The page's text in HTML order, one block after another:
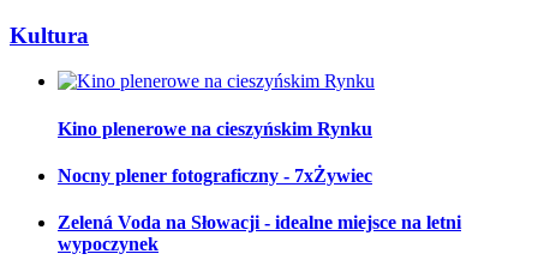
Kultura
Kino plenerowe na cieszyńskim Rynku
Nocny plener fotograficzny - 7xŻywiec
Zelená Voda na Słowacji - idealne miejsce na letni
wypoczynek